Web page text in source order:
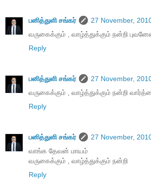
பனித்துளி சங்கர்
27 November,
வருகைக்கும் , வாழ்த்துக்கும் நன்றி
Reply
பனித்துளி சங்கர்
27 November,
வருகைக்கும் , வாழ்த்துக்கும் நன்றி
Reply
பனித்துளி சங்கர்
27 November,
வாங்க தேவன் மாயம்
வருகைக்கும் , வாழ்த்துக்கும் நன்றி
Reply